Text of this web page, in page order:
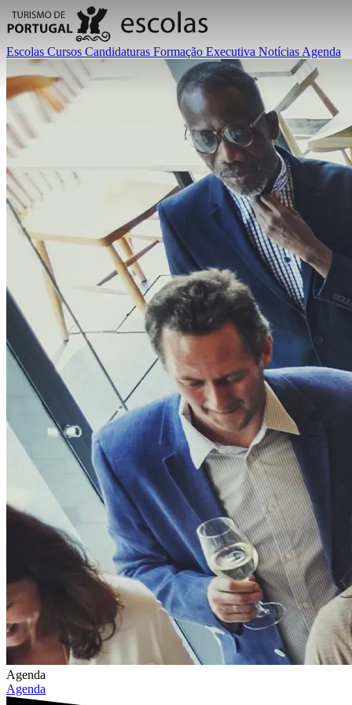
Escolas Cursos Candidaturas Formação Executiva Notícias Agenda
Agenda
Agenda